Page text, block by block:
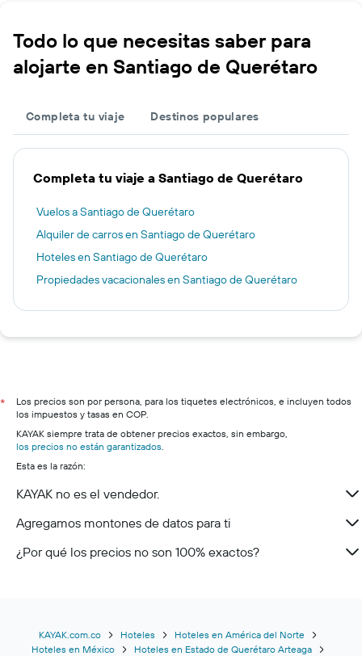
Todo lo que necesitas saber para
alojarte en Santiago de Querétaro
Completa tu viaje Destinos populares
Completa tu viaje a Santiago de Querétaro
Vuelos a Santiago de Querétaro
Alquiler de carros en Santiago de Querétaro
Hoteles en Santiago de Querétaro
Propiedades vacacionales en Santiago de Querétaro
*
Los precios son por persona, para los tiquetes electrónicos, e incluyen todos
los impuestos y tasas en COP.
KAYAK siempre trata de obtener precios exactos, sin embargo,
los precios no están garantizados.
Esta es la razón:
KAYAK no es el vendedor.
Agregamos montones de datos para ti
¿Por qué los precios no son 100% exactos?
KAYAK.com.co Hoteles
Hoteles en América del Norte
Hoteles en México
Hoteles en Estado de Querétaro Arteaga